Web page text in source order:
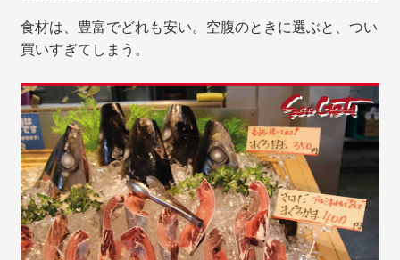
食材は、豊富でどれも安い。空腹のときに選ぶと、つい
買いすぎてしまう。